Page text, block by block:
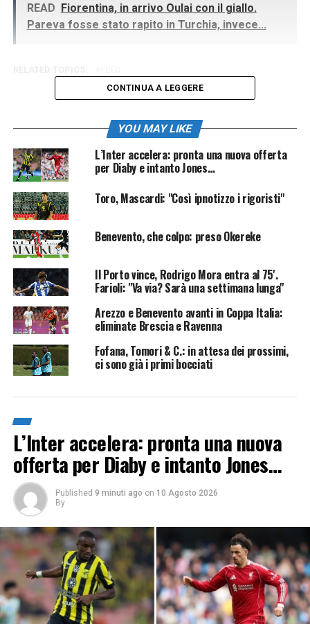
READ Fiorentina, in arrivo Oulai con il giallo.
Pareva fosse stato rapito in Turchia, invece...
CONTINUA A LEGGERE
YOU MAY LIKE
L’Inter accelera: pronta una nuova offerta
per Diaby e intanto Jones…
Toro, Mascardi: "Così ipnotizzo i rigoristi"
Benevento, che colpo: preso Okereke
Il Porto vince, Rodrigo Mora entra al 75'.
Farioli: "Va via? Sarà una settimana lunga"
Arezzo e Benevento avanti in Coppa Italia:
eliminate Brescia e Ravenna
Fofana, Tomori & C.: in attesa dei prossimi,
ci sono già i primi bocciati
L’Inter accelera: pronta una nuova
offerta per Diaby e intanto Jones…
Published 9 minuti ago on 10 Agosto 2026
By